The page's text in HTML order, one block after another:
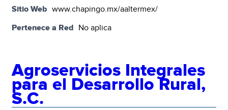
Sitio Web www.chapingo.mx/aaltermex/
Pertenece a Red No aplica
Agroservicios Integrales
para el Desarrollo Rural,
S.C.